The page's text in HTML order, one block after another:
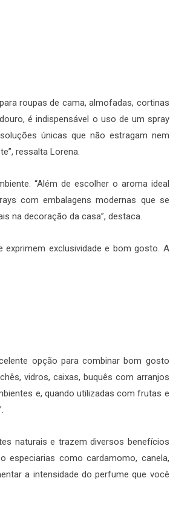
roupas de cama, almofadas, cortinas
é indispensável o uso de um spray
únicas que não estragam nem
ressalta Lorena.
“Além de escolher o aroma ideal
com embalagens modernas que se
na decoração da casa”, destaca.
exclusividade e bom gosto. A
opção para combinar bom gosto
vidros, caixas, buquês com arranjos
e, quando utilizadas com frutas e
naturais e trazem diversos benefícios
especiarias como cardamomo, canela,
a intensidade do perfume que você